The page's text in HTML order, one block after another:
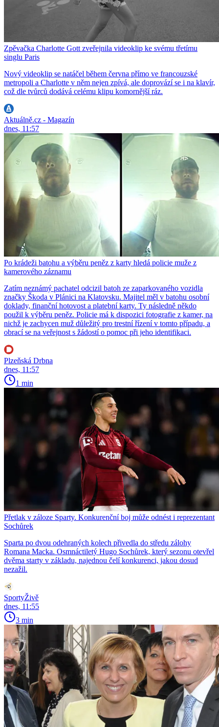
Zpěvačka Charlotte Gott zveřejnila videoklip ke svému třetímu
singlu Paris
Nový videoklip se natáčel během června přímo ve francouzské
metropoli a Charlotte v něm nejen zpívá, ale doprovází se i na klavír,
což dle tvůrců dodává celému klipu komornější ráz.
Aktuálně.cz - Magazín
dnes, 11:57
Po krádeži batohu a výběru peněz z karty hledá policie muže z
kamerového záznamu
Zatím neznámý pachatel odcizil batoh ze zaparkovaného vozidla
značky Škoda v Plánici na Klatovsku. Majitel měl v batohu osobní
doklady, finanční hotovost a platební karty. Ty následně někdo
použil k výběru peněz. Policie má k dispozici fotografie z kamer, na
nichž je zachycen muž důležitý pro trestní řízení v tomto případu, a
obrací se na veřejnost s žádostí o pomoc při jeho identifikaci.
Plzeňská Drbna
dnes, 11:57
1 min
Přetlak v záloze Sparty. Konkurenční boj může odnést i reprezentant
Sochůrek
Sparta po dvou odehraných kolech přivedla do středu zálohy
Romana Macka. Osmnáctiletý Hugo Sochůrek, který sezonu otevřel
dvěma starty v základu, najednou čelí konkurenci, jakou dosud
nezažil.
SportyŽivě
dnes, 11:55
3 min